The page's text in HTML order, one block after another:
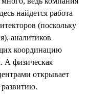
найдется работа
(поскольку
аналитиков
координацию
А физическая
открывает